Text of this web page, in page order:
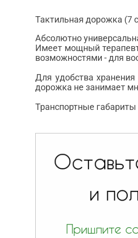
Тактильная дорожка (7
Абсолютно
Имеет мощный
возможностями - для
Для удобства
дорожка не занимает
Транспортные габариты